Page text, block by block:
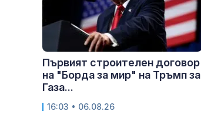
Първият строителен договор
на "Борда за мир" на Тръмп за
Газа...
16:03 • 06.08.26